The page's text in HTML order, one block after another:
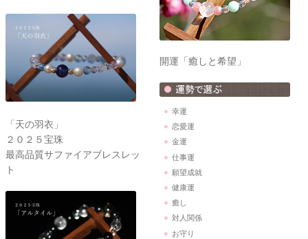
「天の羽衣」
２０２５宝珠
最高品質サファイアブレスレッ
ト
開運「癒しと希望」
幸運
恋愛運
金運
仕事運
願望成就
健康運
癒し
対人関係
お守り